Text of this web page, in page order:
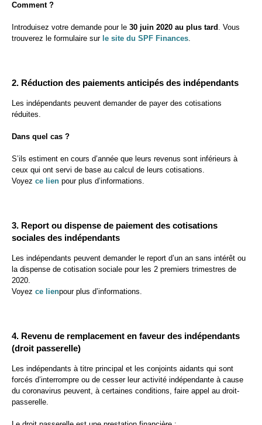
Comment ?
Introduisez votre demande pour le 30 juin 2020 au plus tard . Vous
trouverez le formulaire sur le site du SPF Finances.
2. Réduction des paiements anticipés des indépendants
Les indépendants peuvent demander de payer des cotisations
réduites.
Dans quel cas ?
S’ils estiment en cours d’année que leurs revenus sont inférieurs à
ceux qui ont servi de base au calcul de leurs cotisations.
Voyez ce lien pour plus d’informations.
3. Report ou dispense de paiement des cotisations
sociales des indépendants
Les indépendants peuvent demander le report d’un an sans intérêt ou
la dispense de cotisation sociale pour les 2 premiers trimestres de
2020.
Voyez ce lienpour plus d’informations.
4. Revenu de remplacement en faveur des indépendants
(droit passerelle)
Les indépendants à titre principal et les conjoints aidants qui sont
forcés d’interrompre ou de cesser leur activité indépendante à cause
du coronavirus peuvent, à certaines conditions, faire appel au droit-
passerelle.